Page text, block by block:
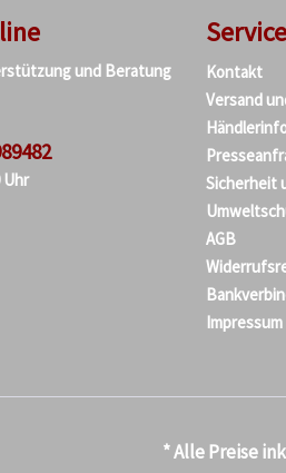
und Beratung
Uhr
Kontakt
Versand
Sicherheit
AGB
Impressum
* Alle Preise